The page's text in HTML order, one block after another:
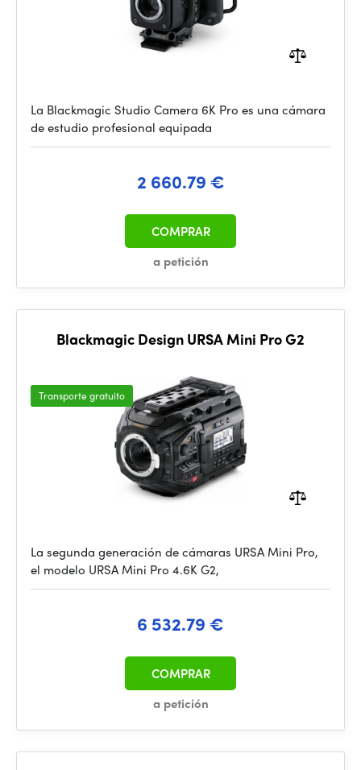
La Blackmagic Studio Camera 6K Pro es una cámara
de estudio profesional equipada
2 660.79 €
a petición
COMPRAR
Blackmagic Design URSA Mini Pro G2
Transporte gratuito
La segunda generación de cámaras URSA Mini Pro,
el modelo URSA Mini Pro 4.6K G2,
6 532.79 €
a petición
COMPRAR